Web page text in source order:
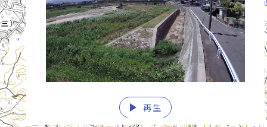
play_arrow 再生